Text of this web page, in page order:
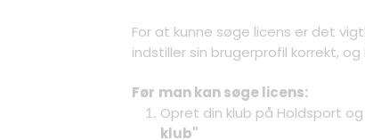
For at kunne søge licens er det
indstiller sin brugerprofil korrekt,
Før man kan søge licens:
Opret din klub på Holdsport
klub"